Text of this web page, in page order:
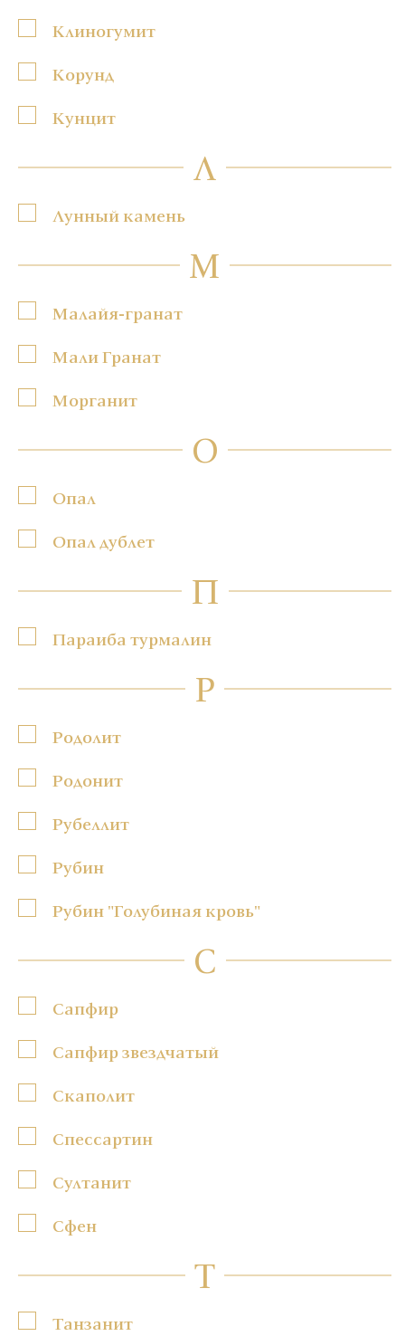
Клиногумит
Корунд
Кунцит
Л
Лунный камень
М
Малайя-гранат
Мали Гранат
Морганит
О
Опал
Опал дублет
П
Параиба турмалин
Р
Родолит
Родонит
Рубеллит
Рубин
Рубин "Голубиная кровь"
С
Сапфир
Сапфир звездчатый
Скаполит
Спессартин
Султанит
Сфен
Т
Танзанит